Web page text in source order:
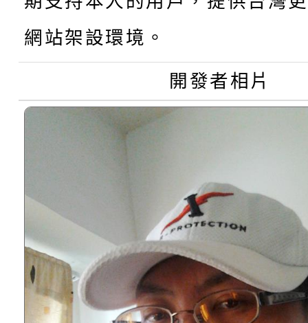
學年度第1學期第7次
結果(第11招)
【甄選結果(第3招)】
學年度第1學期第9次代
結果(第3招)
網站架設環境。
開發者相片